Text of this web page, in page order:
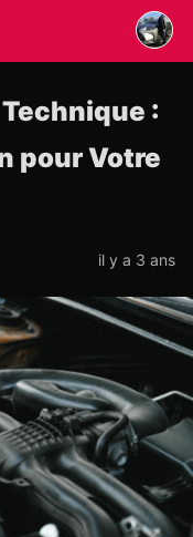
:
pour Votre
il y a 3 ans